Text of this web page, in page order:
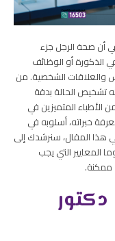
أن صحة الرجل جزء
أو الوظائف
والعلاقات الشخصية. من
تشخيص الحالة بدقة
المتميزين في
خبراته، أسلوبه في
هذا المقال، سنرشدك إلى
المعايير التي يجب
ممكنة.